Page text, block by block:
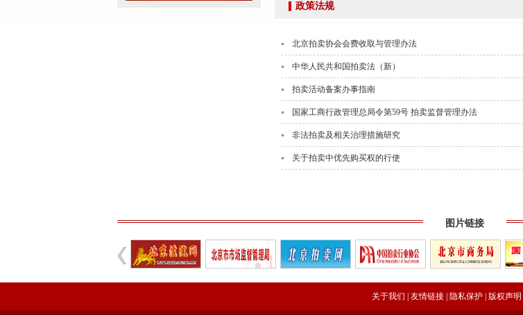
强本领守底线 促行业提质效——协会张颖秘书长参训 助力拍卖交易高质量发展
关于开展2026年“诚信兴商”倡议企业征集活动的通知
党建引领聚合力 调研赋能促提升——北拍协党支部参加第一联合党委赴京客隆专题调研活动
发挥党建引领作用 聚合跨行业发展资源——北京市商业服务业行业协会第一联合党委第六联合党支部走访北京国
深化数智交流 共促产教融合——姚光锋会长参加北工商商学院与中国国新举办的数智化交流研讨会
“协会+媒体+法律联动”助力企业发展系列活动之九——走进理事单位北京鸿盛祥国际拍卖有限公司
数智+拍卖 提升拍卖服务能力——姚光锋会长参加中拍协王波会长一行对阿里巴巴调研
关于开展2026年度行业信用承诺活动的通知（第二批正式启动）
“协会+媒体+法律联动 助力企业发展”系列活动之八——走访会员单位北京懋隆拍卖有限公司
政策法规
北京拍卖协会会费收取与管理办法
中华人民共和国拍卖法（新）
拍卖活动备案办事指南
国家工商行政管理总局令第59号 拍卖监督管理办法
非法拍卖及相关治理措施研究
关于拍卖中优先购买权的行使
图片链接
关于我们 友情链接 隐私保护 版权声明